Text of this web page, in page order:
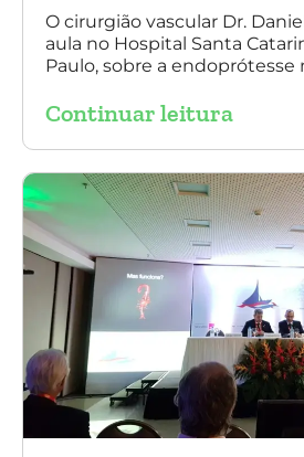
O cirurgião vascular Dr.
aula no Hospital Santa
Paulo, sobre a
experiência nacional e
Daniel Benitti e à direita Dr.
Fernandes Costa)
Continuar leitura